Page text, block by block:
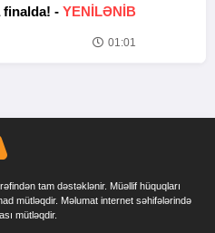
finalda! - YENİLƏNİB
01:01
tam dəstəklənir. Müəllif hüquqları
mütləqdir. Məlumat internet səhifələrində
mütləqdir.